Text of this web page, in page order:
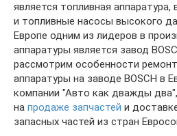
является топливная
и топливные насосы высокого
Европе одним из лидеров в
аппаратуры является завод
рассмотрим особенности
аппаратуры на заводе BOSCH в
компании "Авто как дважды
на продаже запчастей и
запасных частей из стран